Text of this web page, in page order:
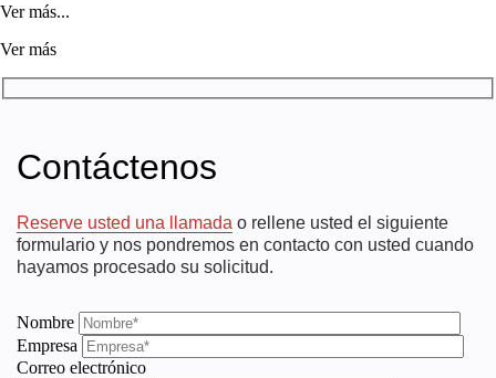
Ver más...
Ver más
Contáctenos
Reserve usted una llamada o rellene usted el siguiente
formulario y nos pondremos en contacto con usted cuando
hayamos procesado su solicitud.
Nombre
Empresa
Correo electrónico